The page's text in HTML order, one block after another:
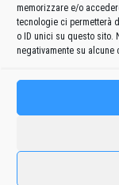
memorizzare e/o
tecnologie ci permetterà
o ID unici su questo sito.
negativamente su alcune
Questo sito utilizza
elaborati i dati